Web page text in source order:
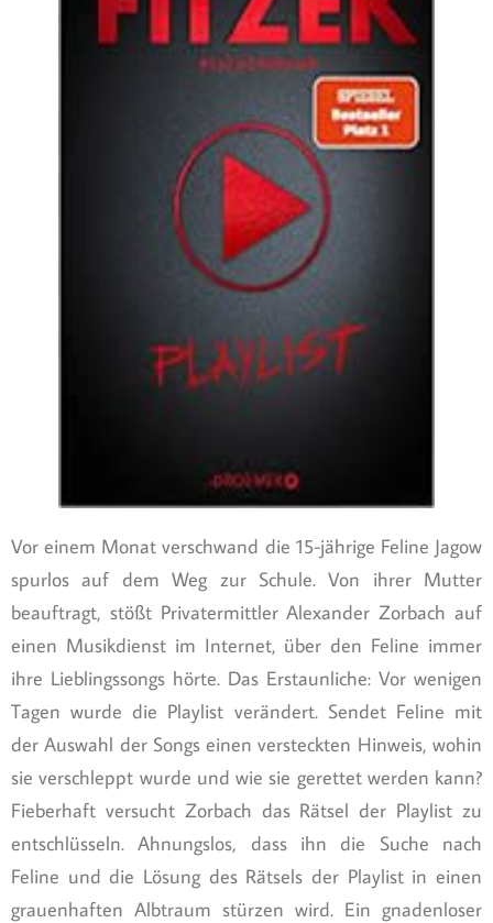
Vor einem Monat verschwand die 15-jährige Feline Jagow
spurlos auf dem Weg zur Schule. Von ihrer Mutter
beauftragt, stößt Privatermittler Alexander Zorbach auf
einen Musikdienst im Internet, über den Feline immer
ihre Lieblingssongs hörte. Das Erstaunliche: Vor wenigen
Tagen wurde die Playlist verändert. Sendet Feline mit
der Auswahl der Songs einen versteckten Hinweis, wohin
sie verschleppt wurde und wie sie gerettet werden kann?
Fieberhaft versucht Zorbach das Rätsel der Playlist zu
entschlüsseln. Ahnungslos, dass ihn die Suche nach
Feline und die Lösung des Rätsels der Playlist in einen
grauenhaften Albtraum stürzen wird. Ein gnadenloser